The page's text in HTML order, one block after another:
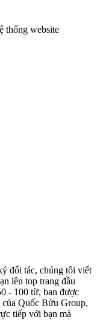
thống website
đối tác, chúng tôi viết
lên top trang đầu
- 100 từ, ban được
của Quốc Bửu Group,
tiếp với bạn mà